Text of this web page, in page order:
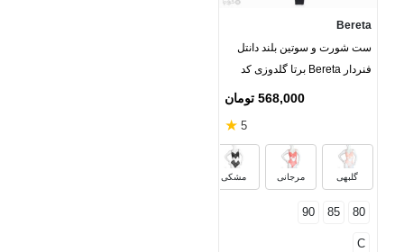
Bereta
ست شورت و سوتین بلند دانتل
فنردار Bereta برتا گلدوزی کد
568,000 تومان
5
★
گلبهی مرجانی مشکی
80
85
90
C